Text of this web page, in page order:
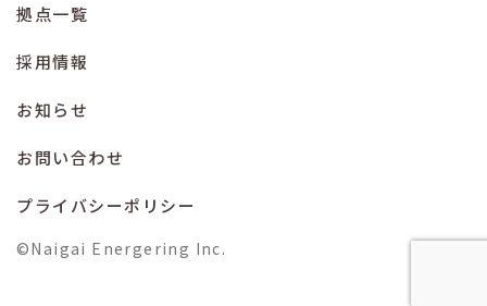
拠点一覧
採用情報
お知らせ
お問い合わせ
プライバシーポリシー
©Naigai Energering Inc.